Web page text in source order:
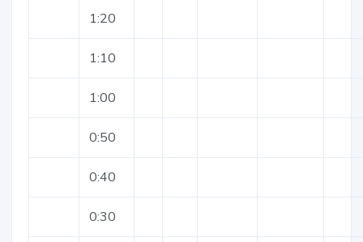
1:20
1:10
1:00
0:50
0:40
0:30